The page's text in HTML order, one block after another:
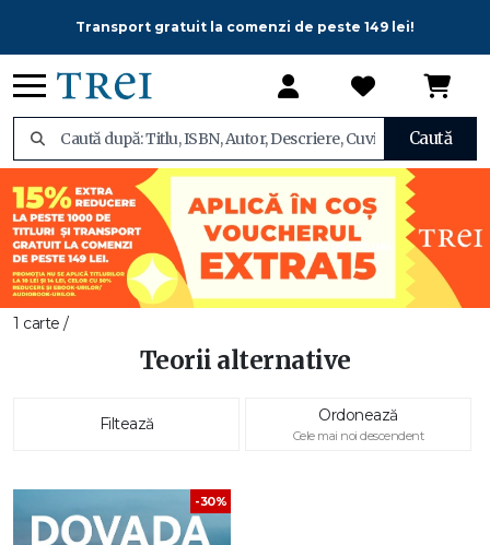
Transport gratuit la comenzi de peste 149 lei!
Caută
1 carte /
Teorii alternative
Filtează Ordonează
Cele mai noi descendent
-30%